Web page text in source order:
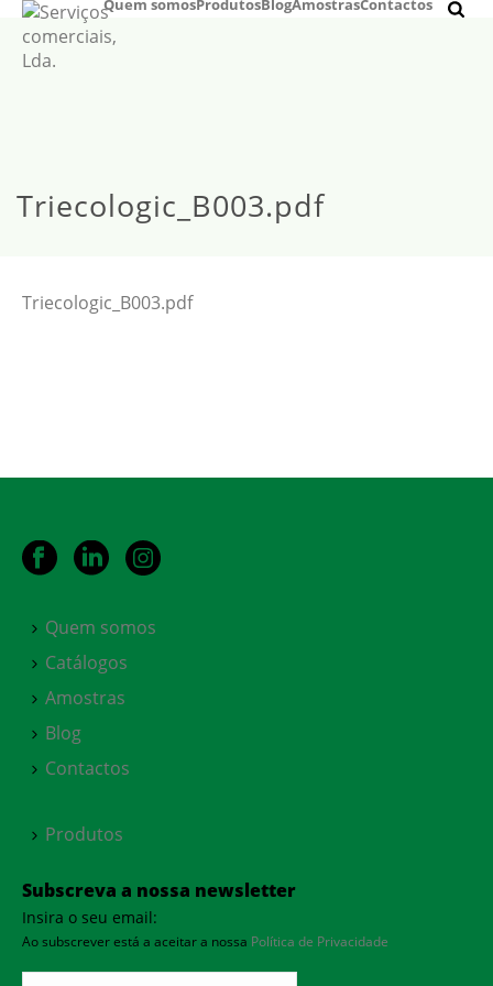
Quem somosProdutosBlogAmostrasContactos
Triecologic_B003.pdf
Triecologic_B003.pdf
Quem somos
Catálogos
Amostras
Blog
Contactos
Produtos
Subscreva a nossa newsletter
Insira o seu email:
Ao subscrever está a aceitar a nossa Política de Privacidade